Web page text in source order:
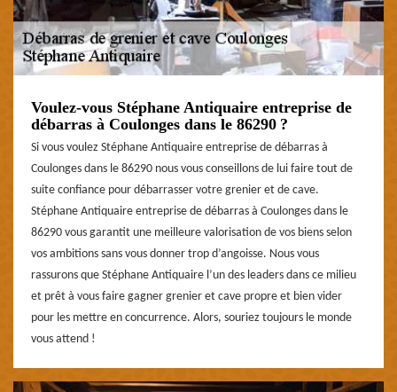
Voulez-vous Stéphane Antiquaire entreprise de
débarras à Coulonges dans le 86290 ?
Si vous voulez Stéphane Antiquaire entreprise de débarras à
Coulonges dans le 86290 nous vous conseillons de lui faire tout de
suite confiance pour débarrasser votre grenier et de cave.
Stéphane Antiquaire entreprise de débarras à Coulonges dans le
86290 vous garantit une meilleure valorisation de vos biens selon
vos ambitions sans vous donner trop d’angoisse. Nous vous
rassurons que Stéphane Antiquaire l’un des leaders dans ce milieu
et prêt à vous faire gagner grenier et cave propre et bien vider
pour les mettre en concurrence. Alors, souriez toujours le monde
vous attend !